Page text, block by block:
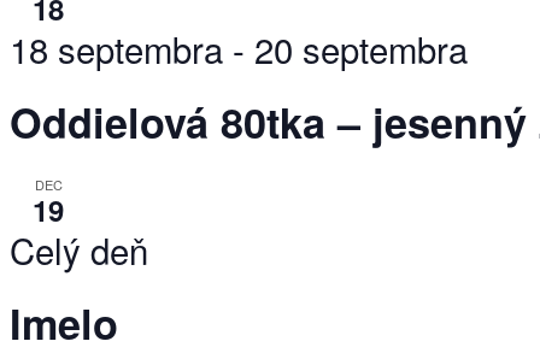
18
18 septembra - 20 septembra
Oddielová 80tka – jesenný
DEC
19
Celý deň
Imelo